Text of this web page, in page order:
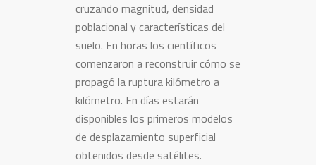
cruzando magnitud, densidad
poblacional y características del
suelo. En horas los científicos
comenzaron a reconstruir cómo se
propagó la ruptura kilómetro a
kilómetro. En días estarán
disponibles los primeros modelos
de desplazamiento superficial
obtenidos desde satélites.